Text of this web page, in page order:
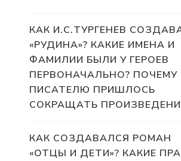
КАК И.С.ТУРГЕНЕВ
«РУДИНА»? КАКИЕ ИМЕНА И
ФАМИЛИИ БЫЛИ У ГЕРОЕВ
ПЕРВОНАЧАЛЬНО? ПОЧЕМУ
ПИСАТЕЛЮ ПРИШЛОСЬ
СОКРАЩАТЬ
КАК СОЗДАВАЛСЯ РОМАН
«ОТЦЫ И ДЕТИ»? КАКИЕ